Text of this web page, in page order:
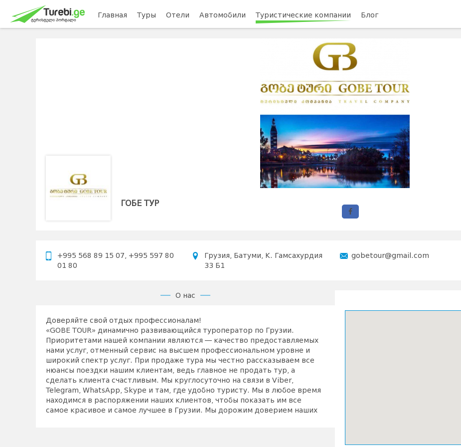
Главная Туры Отели Автомобили Туристические компании Блог
ГОБЕ ТУР
+995 568 89 15 07, +995 597 80
01 80
Грузия, Батуми, К. Гамсахурдия
33 Б1
gobetour@gmail.com
О нас
Доверяйте свой отдых профессионалам!
«GOBE TOUR» динамично развивающийся туроператор по Грузии.
Приоритетами нашей компании являются — качество предоставляемых
нами услуг, отменный сервис на высшем профессиональном уровне и
широкий спектр услуг. При продаже тура мы честно рассказываем все
нюансы поездки нашим клиентам, ведь главное не продать тур, а
сделать клиента счастливым. Мы круглосуточно на связи в Viber,
Telegram, WhatsApp, Skype и там, где удобно туристу. Мы в любое время
находимся в распоряжении наших клиентов, чтобы показать им все
самое красивое и самое лучшее в Грузии. Мы дорожим доверием наших